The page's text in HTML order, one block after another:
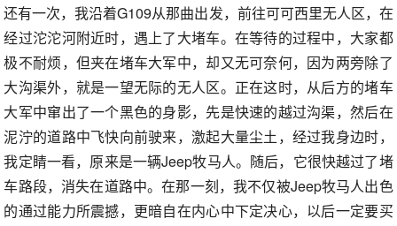
还有一次，我沿着G109从那曲出发，前往可可西里无人区，在
经过沱沱河附近时，遇上了大堵车。在等待的过程中，大家都
极不耐烦，但夹在堵车大军中，却又无可奈何，因为两旁除了
大沟渠外，就是一望无际的无人区。正在这时，从后方的堵车
大军中窜出了一个黑色的身影，先是快速的越过沟渠，然后在
泥泞的道路中飞快向前驶来，激起大量尘土，经过我身边时，
我定睛一看，原来是一辆Jeep牧马人。随后，它很快越过了堵
车路段，消失在道路中。在那一刻，我不仅被Jeep牧马人出色
的通过能力所震撼，更暗自在内心中下定决心，以后一定要买